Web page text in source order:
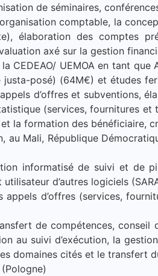
de séminaires,
comptable, la
élaboration des comptes
axé sur la gestion
CEDEAO/ UEMOA en tant
posé) (64M€) et études
d’offres et subventions,
(services, fournitures et
la formation des bénéficiaire,
Mali, République
informatisé de suivi et de
d’autres logiciels
d’offres (services,
de compétences,
au suivi d’exécution, la
domaines cités et le transfert